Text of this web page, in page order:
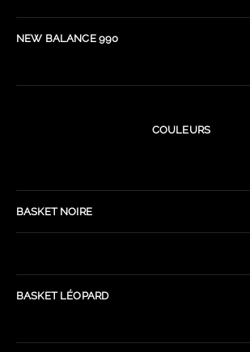
NEW BALANCE 990
COULEURS
BASKET NOIRE
BASKET LÉOPARD